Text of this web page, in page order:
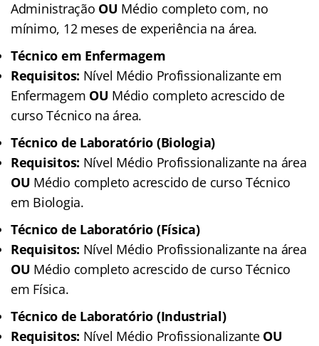
Administração OU Médio completo com, no
mínimo, 12 meses de experiência na área.
Técnico em Enfermagem
Requisitos: Nível Médio Profissionalizante em
Enfermagem OU Médio completo acrescido de
curso Técnico na área.
Técnico de Laboratório (Biologia)
Requisitos: Nível Médio Profissionalizante na área
OU Médio completo acrescido de curso Técnico
em Biologia.
Técnico de Laboratório (Física)
Requisitos: Nível Médio Profissionalizante na área
OU Médio completo acrescido de curso Técnico
em Física.
Técnico de Laboratório (Industrial)
Requisitos: Nível Médio Profissionalizante OU